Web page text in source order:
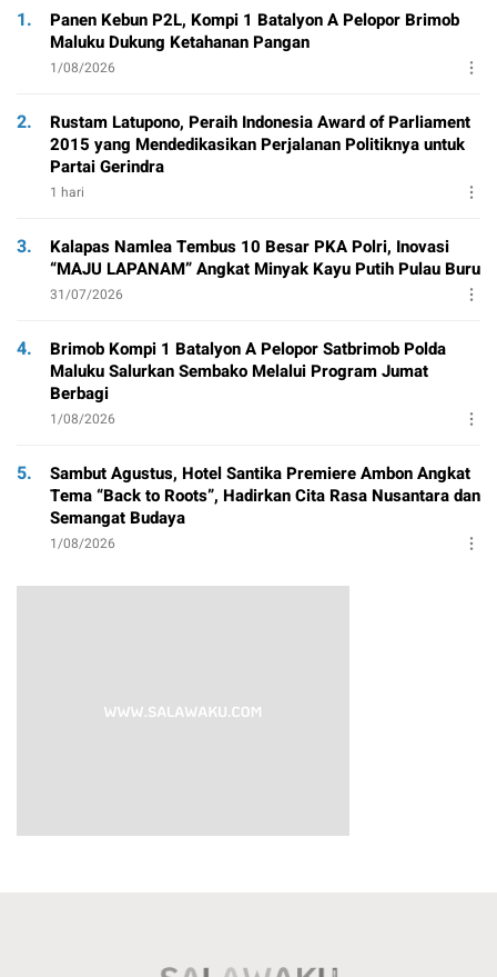
1.
Panen Kebun P2L, Kompi 1 Batalyon A Pelopor Brimob
Maluku Dukung Ketahanan Pangan
1/08/2026
2.
Rustam Latupono, Peraih Indonesia Award of Parliament
2015 yang Mendedikasikan Perjalanan Politiknya untuk
Partai Gerindra
1 hari
3.
Kalapas Namlea Tembus 10 Besar PKA Polri, Inovasi
“MAJU LAPANAM” Angkat Minyak Kayu Putih Pulau Buru
31/07/2026
4.
Brimob Kompi 1 Batalyon A Pelopor Satbrimob Polda
Maluku Salurkan Sembako Melalui Program Jumat
Berbagi
1/08/2026
5.
Sambut Agustus, Hotel Santika Premiere Ambon Angkat
Tema “Back to Roots”, Hadirkan Cita Rasa Nusantara dan
Semangat Budaya
1/08/2026